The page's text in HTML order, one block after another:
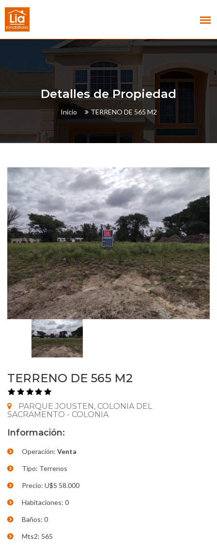
Detalles de Propiedad
Inicio TERRENO DE 565 M2
TERRENO DE 565 M2
PARQUE JOUSTEN, COLONIA DEL
SACRAMENTO - COLONIA
Información:
Operación: Venta
Tipo: Terrenos
Precio: U$S 58.000
Habitaciones: 0
Baños: 0
Mts2: 565